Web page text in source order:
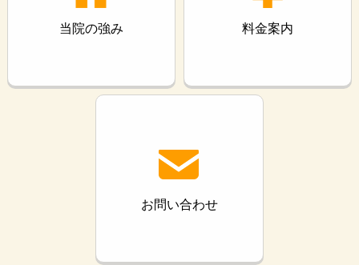
当院の強み 料金案内
お問い合わせ